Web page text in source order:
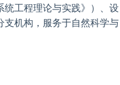
工程理论与实践》）、设
机构，服务于自然科学与